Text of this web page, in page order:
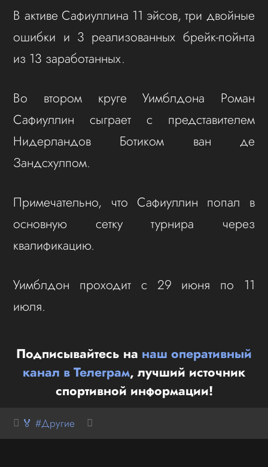
В активе Сафиуллина 11 эйсов, три двойные
ошибки и 3 реализованных брейк-пойнта
из 13 заработанных.
Во втором круге Уимблдона Роман
Сафиуллин сыграет с представителем
Нидерландов Ботиком ван де
Зандсхулпом.
Примечательно, что Сафиуллин попал в
основную сетку турнира через
квалификацию.
Уимблдон проходит с 29 июня по 11
июля.
Подписывайтесь на наш оперативный
канал в Телеграм, лучший источник
спортивной информации!
🏅 #Другие